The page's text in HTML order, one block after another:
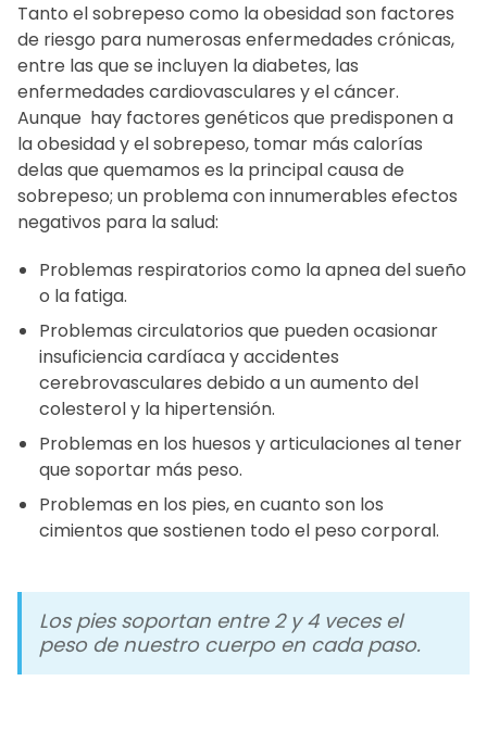
Tanto el sobrepeso como la obesidad son factores
de riesgo para numerosas enfermedades crónicas,
entre las que se incluyen la diabetes, las
enfermedades cardiovasculares y el cáncer.
Aunque hay factores genéticos que predisponen a
la obesidad y el sobrepeso, tomar más calorías
delas que quemamos es la principal causa de
sobrepeso; un problema con innumerables efectos
negativos para la salud:
Problemas respiratorios como la apnea del sueño
o la fatiga.
Problemas circulatorios que pueden ocasionar
insuficiencia cardíaca y accidentes
cerebrovasculares debido a un aumento del
colesterol y la hipertensión.
Problemas en los huesos y articulaciones al tener
que soportar más peso.
Problemas en los pies, en cuanto son los
cimientos que sostienen todo el peso corporal.
Los pies soportan entre 2 y 4 veces el
peso de nuestro cuerpo en cada paso.